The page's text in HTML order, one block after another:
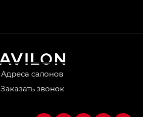
Адреса салонов
Заказать звонок